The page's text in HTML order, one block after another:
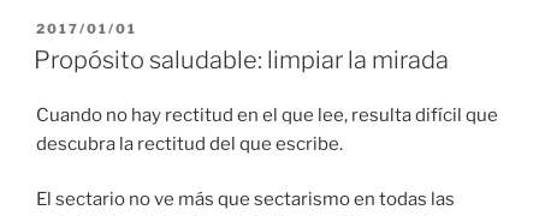
PUBLICADO
EL
2017/01/01
Propósito saludable: limpiar la mirada
Cuando no hay rectitud en el que lee, resulta difícil que
descubra la rectitud del que escribe.
El sectario no ve más que sectarismo en todas las